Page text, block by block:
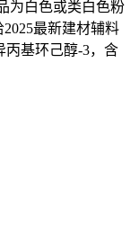
为白色或类白色粉
最新建材辅料
丙基环己醇-3，含